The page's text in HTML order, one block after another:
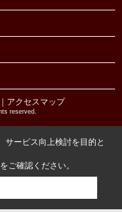
｜アクセスマップ
reserved.
サービス向上検討を目的と
をご確認ください。